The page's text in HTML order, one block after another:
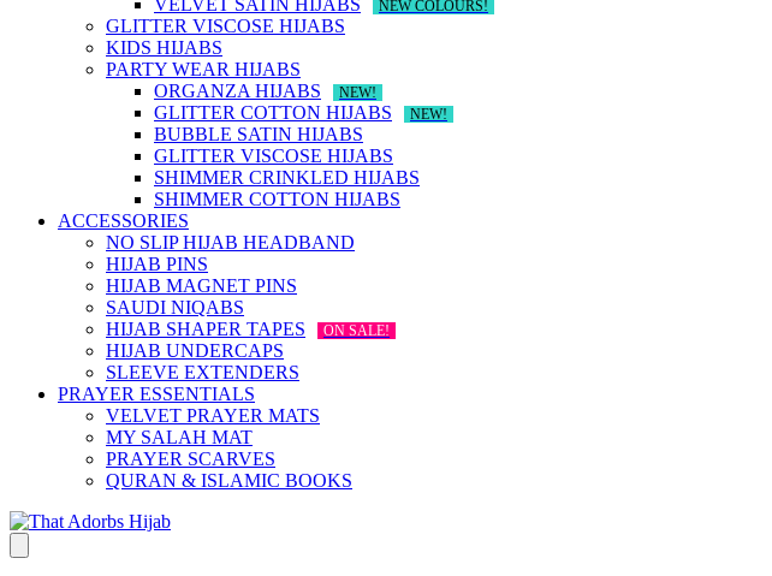
VELVET SATIN HIJABS
NEW COLOURS!
GLITTER VISCOSE HIJABS
KIDS HIJABS
PARTY WEAR HIJABS
ORGANZA HIJABS
NEW!
GLITTER COTTON HIJABS NEW!
BUBBLE SATIN HIJABS
GLITTER VISCOSE HIJABS
SHIMMER CRINKLED HIJABS
SHIMMER COTTON HIJABS
ACCESSORIES
NO SLIP HIJAB HEADBAND
HIJAB PINS
HIJAB MAGNET PINS
SAUDI NIQABS
HIJAB SHAPER TAPES
ON SALE!
HIJAB UNDERCAPS
SLEEVE EXTENDERS
PRAYER ESSENTIALS
VELVET PRAYER MATS
MY SALAH MAT
PRAYER SCARVES
QURAN & ISLAMIC BOOKS